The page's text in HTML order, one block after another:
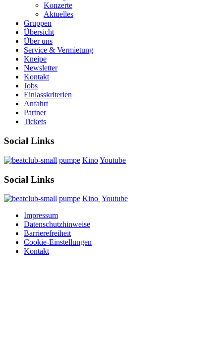
Konzerte
Aktuelles
Gruppen
Übersicht
Über uns
Service & Vermietung
Kneipe
Newsletter
Kontakt
Jobs
Einlasskriterien
Anfahrt
Partner
Tickets
Social Links
pumpe KinoYoutube
Social Links
pumpe Kino Youtube
Impressum
Datenschutzhinweise
Barrierefreiheit
Cookie-Einstellungen
Kontakt